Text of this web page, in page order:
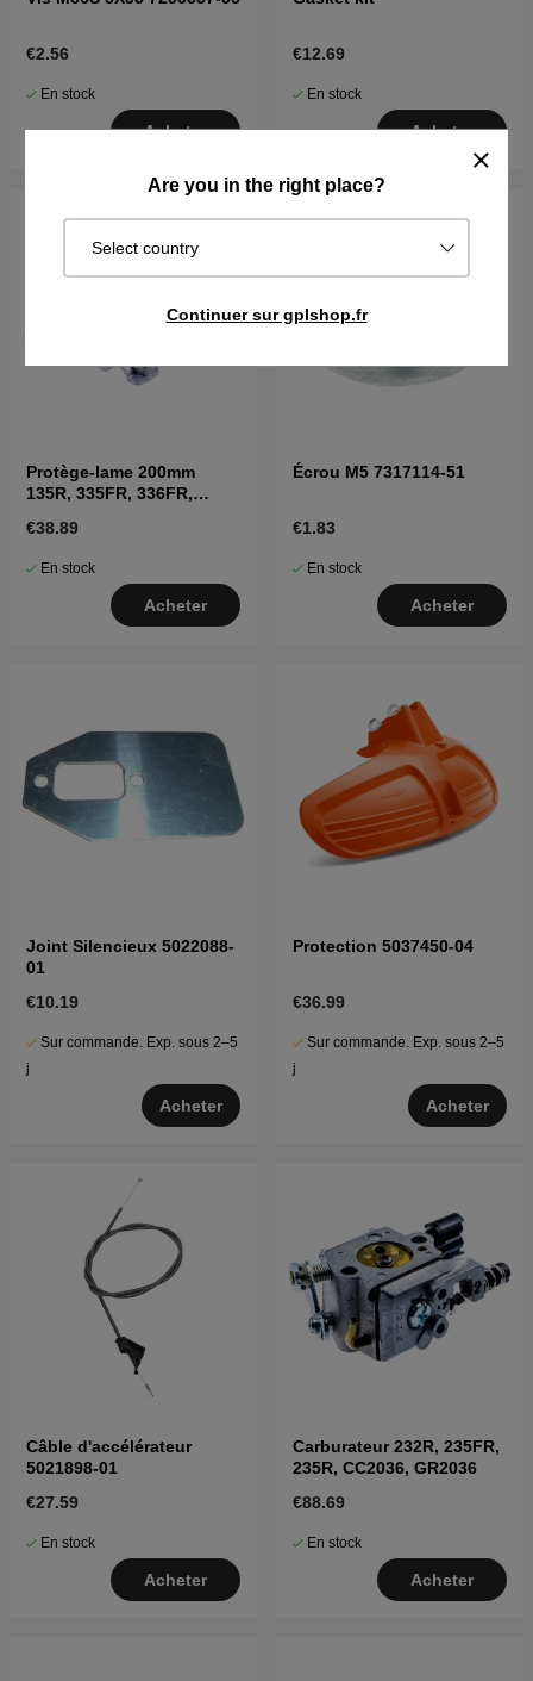
Are you in the right place?
Select country
Continuer sur gplshop.fr
€2.56
En stock
Acheter
€12.69
En stock
Acheter
Protège-lame 200mm
135R, 335FR, 336FR,
€38.89
En stock
Acheter
Écrou M5 7317114-51
€1.83
En stock
Acheter
Joint Silencieux 5022088-
01
€10.19
Sur commande. Exp. sous 2–5
j
Acheter
Protection 5037450-04
€36.99
Sur commande. Exp. sous 2–5
j
Acheter
Câble d'accélérateur
5021898-01
€27.59
En stock
Acheter
Carburateur 232R, 235FR,
235R, CC2036, GR2036
€88.69
En stock
Acheter